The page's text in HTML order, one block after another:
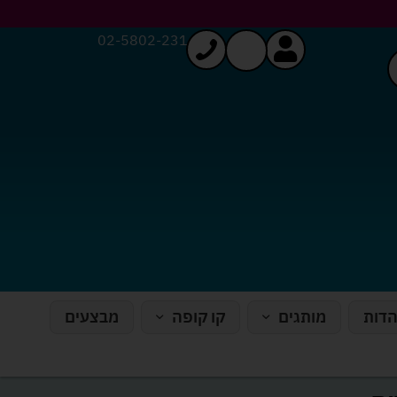
02-5802-231
מותגים קו קופה
מבצעים